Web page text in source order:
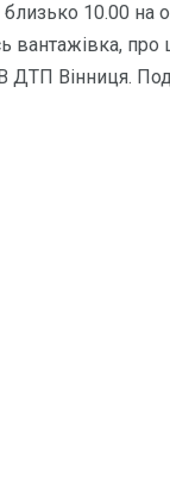
10.00 на
вантажівка,
ДТП Вінниця.